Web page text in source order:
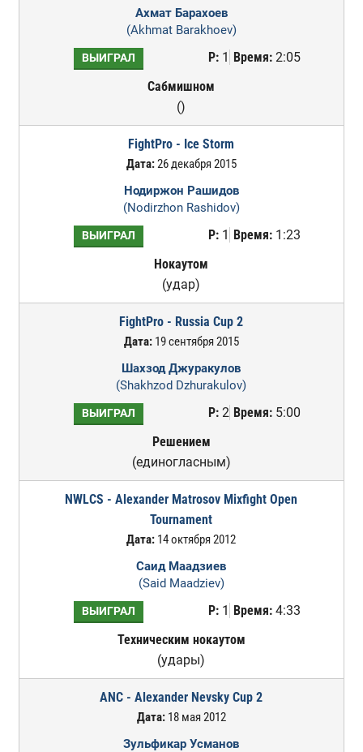
Ахмат Барахоев
(Akhmat Barakhoev)
ВЫИГРАЛ Р:1 Время:2:05
Сабмишном
()
FightPro - Ice Storm
Дата:26 декабря 2015
Нодиржон Рашидов
(Nodirzhon Rashidov)
ВЫИГРАЛ Р:1 Время:1:23
Нокаутом
(удар)
FightPro - Russia Cup 2
Дата:19 сентября 2015
Шахзод Джуракулов
(Shakhzod Dzhurakulov)
ВЫИГРАЛ Р:2 Время:5:00
Решением
(единогласным)
NWLCS - Alexander Matrosov Mixfight Open
Tournament
Дата: 14 октября 2012
Саид Маадзиев
(Said Maadziev)
ВЫИГРАЛ Р:1 Время:4:33
Техническим нокаутом
(удары)
ANC - Alexander Nevsky Cup 2
Дата:18 мая 2012
Зульфикар Усманов